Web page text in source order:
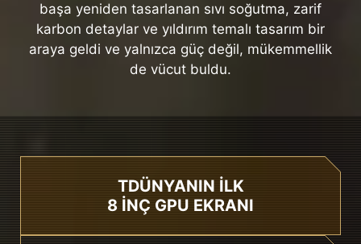
başa yeniden tasarlanan sıvı soğutma, zarif
karbon detaylar ve yıldırım temalı tasarım bir
araya geldi ve yalnızca güç değil, mükemmellik
de vücut buldu.
TDÜNYANIN İLK
8 İNÇ GPU EKRANI